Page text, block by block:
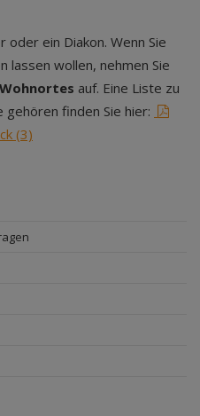
ein Diakon. Wenn Sie
lassen wollen, nehmen Sie
auf. Eine Liste zu
gehören finden Sie hier:
(3)